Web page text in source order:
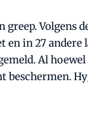
Volgens
en in 27
Al